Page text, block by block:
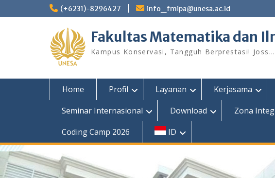
to
(+6231)-8296427 info_fmipa@unesa.ac.id
Fakultas Matematika dan
Kampus Konservasi, Tangguh Berprestasi!
Home Profil Layanan Kerjasama
Seminar Internasional
Download Zona
Coding Camp 2026
ID